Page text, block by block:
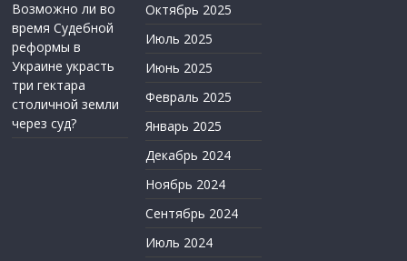
Возможно ли во
время Судебной
реформы в
Украине украсть
три гектара
столичной земли
через суд?
Октябрь 2025
Июль 2025
Июнь 2025
Февраль 2025
Январь 2025
Декабрь 2024
Ноябрь 2024
Сентябрь 2024
Июль 2024